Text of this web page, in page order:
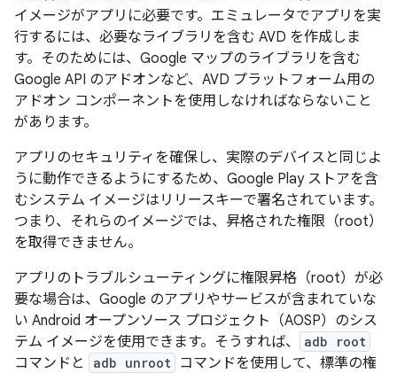
イメージがアプリに必要です。エミュレータでアプリを実
行するには、必要なライブラリを含む AVD を作成しま
す。そのためには、Google マップのライブラリを含む
Google API のアドオンなど、AVD プラットフォーム用の
アドオン コンポーネントを使用しなければならないこと
があります。
アプリのセキュリティを確保し、実際のデバイスと同じよ
うに動作できるようにするため、Google Play ストアを含
むシステム イメージはリリースキーで署名されています。
つまり、それらのイメージでは、昇格された権限（root）
を取得できません。
アプリのトラブルシューティングに権限昇格（root）が必
要な場合は、Google のアプリやサービスが含まれていな
い Android オープンソース プロジェクト（AOSP）のシス
テム イメージを使用できます。そうすれば、
adb root
コマンドと adb unroot
コマンドを使用して、標準の権